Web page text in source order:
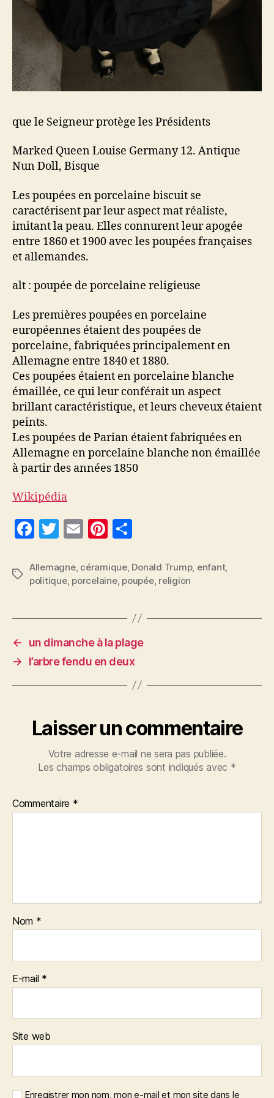
que le Seigneur protège les Présidents
Marked Queen Louise Germany 12. Antique
Nun Doll, Bisque
Les poupées en porcelaine biscuit se
caractérisent par leur aspect mat réaliste,
imitant la peau. Elles connurent leur apogée
entre 1860 et 1900 avec les poupées françaises
et allemandes.
alt : poupée de porcelaine religieuse
Les premières poupées en porcelaine
européennes étaient des poupées de
porcelaine, fabriquées principalement en
Allemagne entre 1840 et 1880.
Ces poupées étaient en porcelaine blanche
émaillée, ce qui leur conférait un aspect
brillant caractéristique, et leurs cheveux étaient
peints.
Les poupées de Parian étaient fabriquées en
Allemagne en porcelaine blanche non émaillée
à partir des années 1850
Wikipédia
F
c
e
o
o
k
T
itt
er
E
ai
l
Pi
er
es
rt
a
g
er
Étiquettes
Allemagne, céramique, Donald Trump, enfant,
politique, porcelaine, poupée, religion
←
un dimanche à la plage
→
l’arbre fendu en deux
Laisser un commentaire
Votre adresse e-mail ne sera pas publiée.
Les champs obligatoires sont indiqués avec *
Commentaire *
Nom *
E-mail *
Site web
Enregistrer mon nom, mon e-mail et mon site dans le